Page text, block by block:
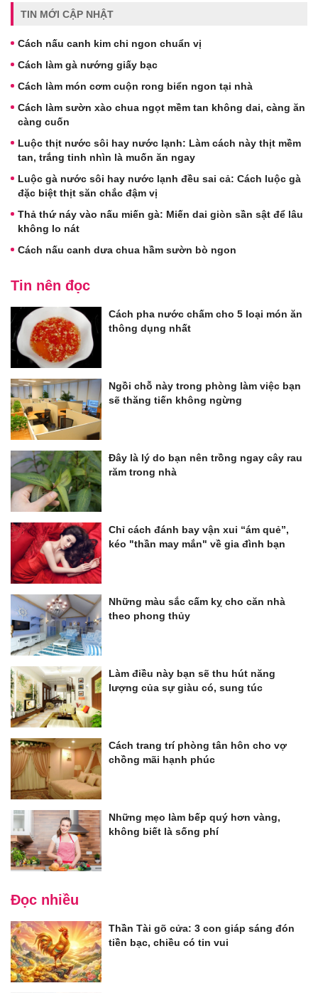
TIN MỚI CẬP NHẬT
Cách nấu canh kim chi ngon chuẩn vị
Cách làm gà nướng giấy bạc
Cách làm món cơm cuộn rong biển ngon tại nhà
Cách làm sườn xào chua ngọt mềm tan không dai, càng ăn
càng cuốn
Luộc thịt nước sôi hay nước lạnh: Làm cách này thịt mềm
tan, trắng tinh nhìn là muốn ăn ngay
Luộc gà nước sôi hay nước lạnh đều sai cả: Cách luộc gà
đặc biệt thịt săn chắc đậm vị
Thả thứ náy vào nấu miến gà: Miến dai giòn sần sật để lâu
không lo nát
Cách nấu canh dưa chua hầm sườn bò ngon
Tin nên đọc
Cách pha nước chấm cho 5 loại món ăn
thông dụng nhất
Ngồi chỗ này trong phòng làm việc bạn
sẽ thăng tiến không ngừng
Đây là lý do bạn nên trồng ngay cây rau
răm trong nhà
Chỉ cách đánh bay vận xui “ám quẻ”,
kéo "thần may mắn" về gia đình bạn
Những màu sắc cấm kỵ cho căn nhà
theo phong thủy
Làm điều này bạn sẽ thu hút năng
lượng của sự giàu có, sung túc
Cách trang trí phòng tân hôn cho vợ
chồng mãi hạnh phúc
Những mẹo làm bếp quý hơn vàng,
không biết là sống phí
Đọc nhiều
Thần Tài gõ cửa: 3 con giáp sáng đón
tiền bạc, chiều có tin vui